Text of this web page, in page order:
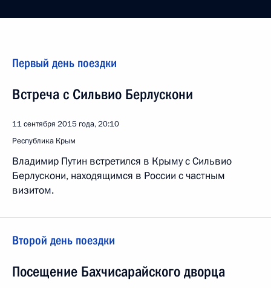
Первый день поездки
Встреча с Сильвио Берлускони
11 сентября 2015 года, 20:10
Республика Крым
Владимир Путин встретился в Крыму с Сильвио
Берлускони, находящимся в России с частным
визитом.
Второй день поездки
Посещение Бахчисарайского дворца